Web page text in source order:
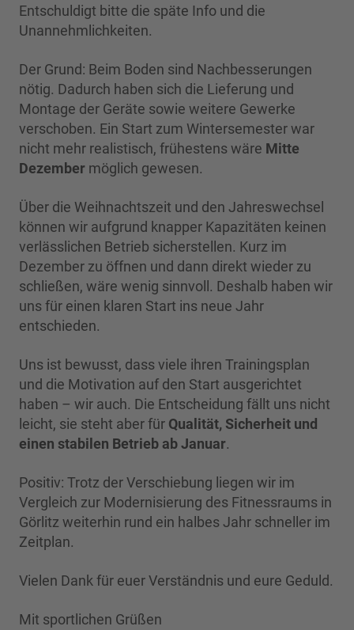
Entschuldigt bitte die späte Info und die
Unannehmlichkeiten.
Der Grund: Beim Boden sind Nachbesserungen
nötig. Dadurch haben sich die Lieferung und
Montage der Geräte sowie weitere Gewerke
verschoben. Ein Start zum Wintersemester war
nicht mehr realistisch, frühestens wäre Mitte
Dezember möglich gewesen.
Über die Weihnachtszeit und den Jahreswechsel
können wir aufgrund knapper Kapazitäten keinen
verlässlichen Betrieb sicherstellen. Kurz im
Dezember zu öffnen und dann direkt wieder zu
schließen, wäre wenig sinnvoll. Deshalb haben wir
uns für einen klaren Start ins neue Jahr
entschieden.
Uns ist bewusst, dass viele ihren Trainingsplan
und die Motivation auf den Start ausgerichtet
haben – wir auch. Die Entscheidung fällt uns nicht
leicht, sie steht aber für Qualität, Sicherheit und
einen stabilen Betrieb ab Januar.
Positiv: Trotz der Verschiebung liegen wir im
Vergleich zur Modernisierung des Fitnessraums in
Görlitz weiterhin rund ein halbes Jahr schneller im
Zeitplan.
Vielen Dank für euer Verständnis und eure Geduld.
Mit sportlichen Grüßen